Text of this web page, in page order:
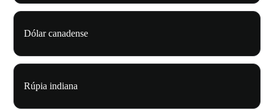
Dólar canadense
Rúpia indiana